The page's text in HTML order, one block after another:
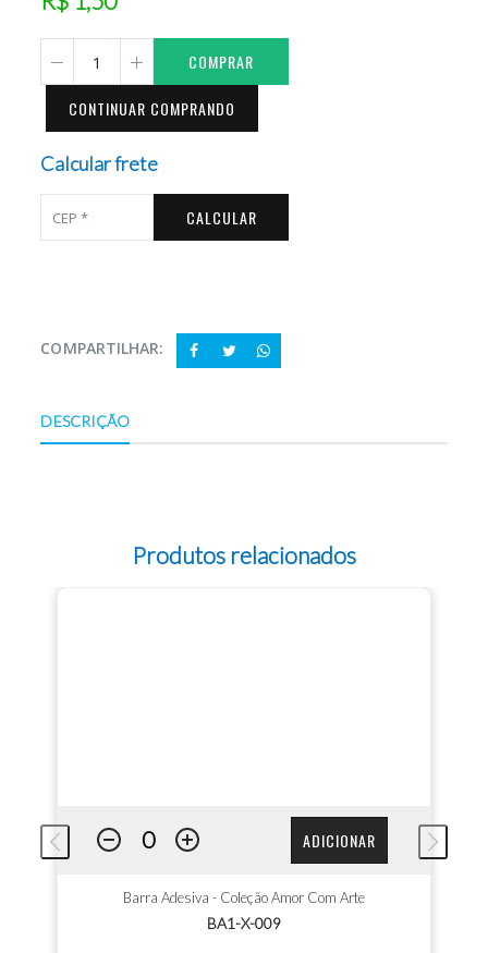
COMPRAR
CONTINUAR COMPRANDO
Calcular frete
CALCULAR
COMPARTILHAR:
DESCRIÇÃO
Produtos relacionados
ADICIONAR
Barra Adesiva - Coleção Amor Com Arte
BA1-X-009